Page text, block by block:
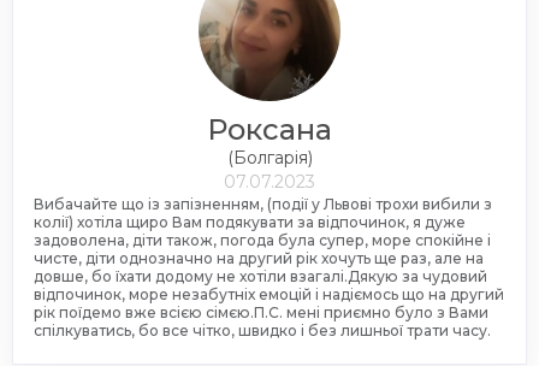
Роксана
(Болгарія)
07.07.2023
Вибачайте що із запізненням, (події у Львові трохи вибили з
колії) хотіла щиро Вам подякувати за відпочинок, я дуже
задоволена, діти також, погода була супер, море спокійне і
чисте, діти однозначно на другий рік хочуть ще раз, але на
довше, бо їхати додому не хотіли взагалі.Дякую за чудовий
відпочинок, море незабутніх емоцій і надіємось що на другий
рік поїдемо вже всією сімєю.П.С. мені приємно було з Вами
спілкуватись, бо все чітко, швидко і без лишньої трати часу.